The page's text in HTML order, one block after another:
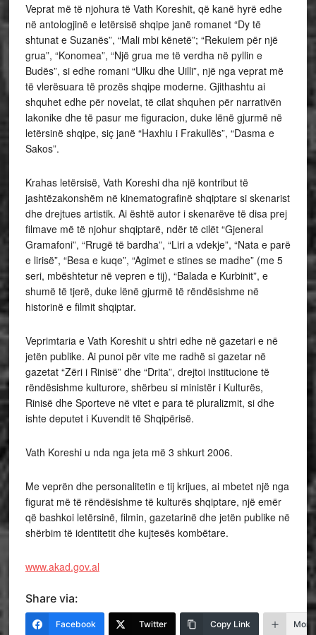
Veprat më të njohura të Vath Koreshit, që kanë hyrë edhe
në antologjinë e letërsisë shqipe janë romanet “Dy të
shtunat e Suzanës”, “Mali mbi kënetë”; “Rekuiem për një
grua”, “Konomea”, “Një grua me të verdha në pyllin e
Budës”, si edhe romani “Ulku dhe Uilli”, një nga veprat më
të vlerësuara të prozës shqipe moderne. Gjithashtu ai
shquhet edhe për novelat, të cilat shquhen për narrativën
lakonike dhe të pasur me figuracion, duke lënë gjurmë në
letërsinë shqipe, siç janë “Haxhiu i Frakullës”, “Dasma e
Sakos”.
Krahas letërsisë, Vath Koreshi dha një kontribut të
jashtëzakonshëm në kinematografinë shqiptare si skenarist
dhe drejtues artistik. Ai është autor i skenarëve të disa prej
filmave më të njohur shqiptarë, ndër të cilët “Gjeneral
Gramafoni”, “Rrugë të bardha”, “Liri a vdekje”, “Nata e parë
e lirisë”, “Besa e kuqe”, “Agimet e stines se madhe” (me 5
seri, mbështetur në vepren e tij), “Balada e Kurbinit”, e
shumë të tjerë, duke lënë gjurmë të rëndësishme në
historinë e filmit shqiptar.
Veprimtaria e Vath Koreshit u shtri edhe në gazetari e në
jetën publike. Ai punoi për vite me radhë si gazetar në
gazetat “Zëri i Rinisë” dhe “Drita”, drejtoi institucione të
rëndësishme kulturore, shërbeu si ministër i Kulturës,
Rinisë dhe Sporteve në vitet e para të pluralizmit, si dhe
ishte deputet i Kuvendit të Shqipërisë.
Vath Koreshi u nda nga jeta më 3 shkurt 2006.
Me veprën dhe personalitetin e tij krijues, ai mbetet një nga
figurat më të rëndësishme të kulturës shqiptare, një emër
që bashkoi letërsinë, filmin, gazetarinë dhe jetën publike në
shërbim të identitetit dhe kujtesës kombëtare.
www.akad.gov.al
Share via:
Facebook Twitter Copy Link More